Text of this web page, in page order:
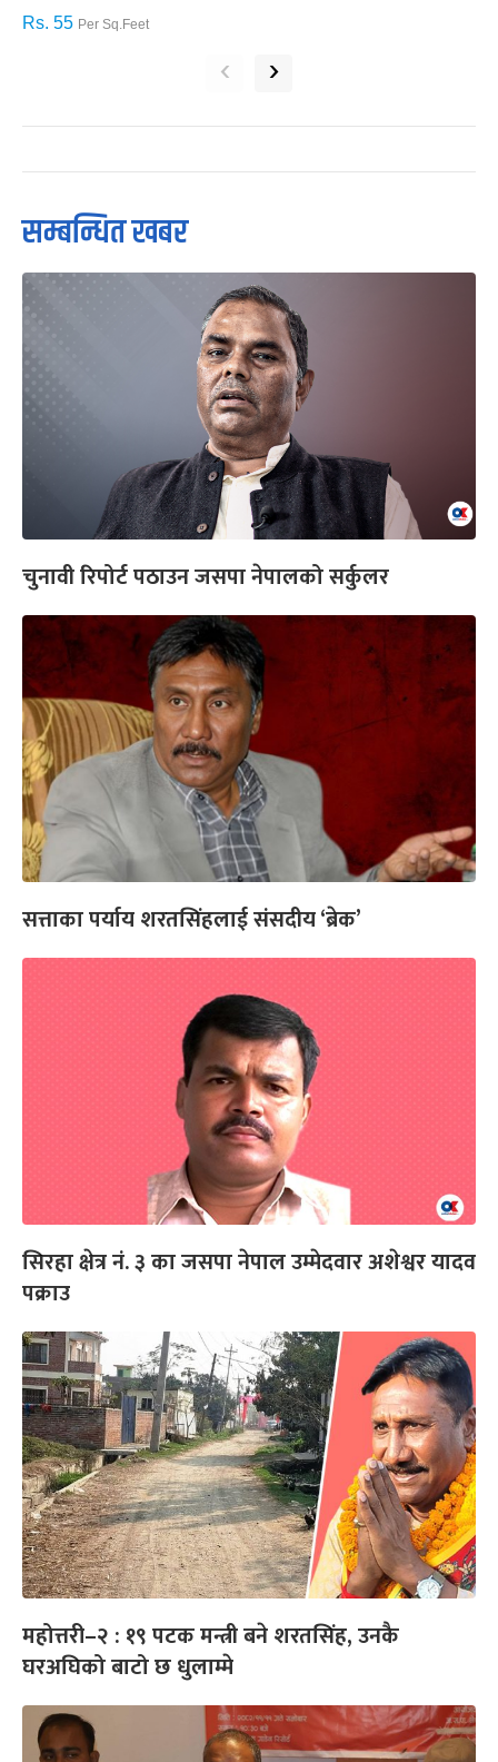
Rs. 55 Per Sq.Feet
‹ ›
सम्बन्धित खबर
चुनावी रिपोर्ट पठाउन जसपा नेपालको सर्कुलर
सत्ताका पर्याय शरतसिंहलाई संसदीय ‘ब्रेक’
सिरहा क्षेत्र नं. ३ का जसपा नेपाल उम्मेदवार अशेश्वर यादव
पक्राउ
महोत्तरी–२ : १९ पटक मन्त्री बने शरतसिंह, उनकै
घरअघिको बाटो छ धुलाम्मे